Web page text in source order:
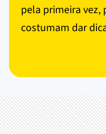
pela primeira vez,
costumam dar